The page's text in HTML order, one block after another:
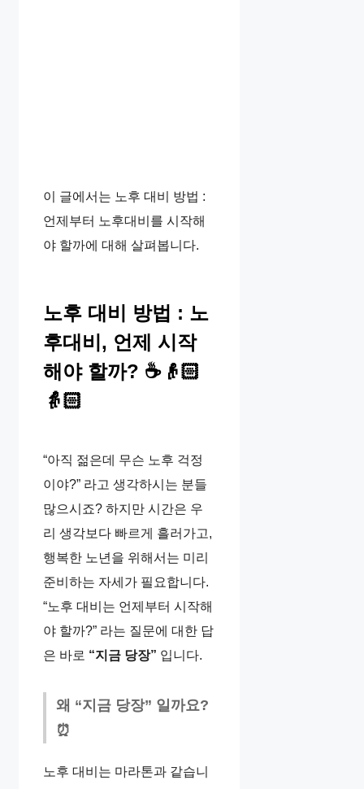
이 글에서는 노후 대비 방법 :
언제부터 노후대비를 시작해
야 할까에 대해 살펴봅니다.
노후 대비 방법 : 노
후대비, 언제 시작
해야 할까? ☕👴🏻
👵🏻
“아직 젊은데 무슨 노후 걱정
이야?” 라고 생각하시는 분들
많으시죠? 하지만 시간은 우
리 생각보다 빠르게 흘러가고,
행복한 노년을 위해서는 미리
준비하는 자세가 필요합니다.
“노후 대비는 언제부터 시작해
야 할까?” 라는 질문에 대한 답
은 바로 “지금 당장” 입니다.
왜 “지금 당장” 일까요?
⏰
노후 대비는 마라톤과 같습니